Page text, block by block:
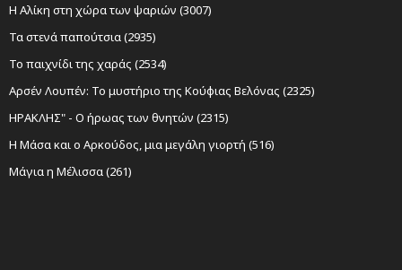
Η Αλίκη στη χώρα των ψαριών (3007)
Τα στενά παπούτσια (2935)
Το παιχνίδι της χαράς (2534)
Αρσέν Λουπέν: Το μυστήριο της Κούφιας Βελόνας (2325)
ΗΡΑΚΛΗΣ" - Ο ήρωας των θνητών (2315)
Η Μάσα και ο Αρκούδος, μια μεγάλη γιορτή (516)
Μάγια η Μέλισσα (261)